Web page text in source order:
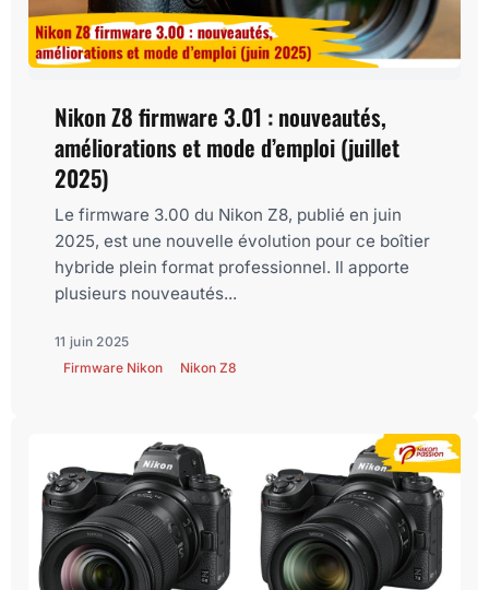
Nikon Z8 firmware 3.01 : nouveautés,
améliorations et mode d’emploi (juillet
2025)
Le firmware 3.00 du Nikon Z8, publié en juin
2025, est une nouvelle évolution pour ce boîtier
hybride plein format professionnel. Il apporte
plusieurs nouveautés...
11 juin 2025
Firmware Nikon
Nikon Z8